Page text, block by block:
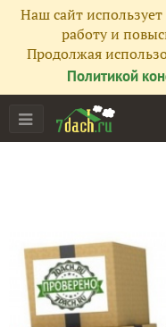
Наш сайт
работу и
Продолжая
Политикой
Все публикации
Принимаются
Идет тестирование
Тестирование
Мнения